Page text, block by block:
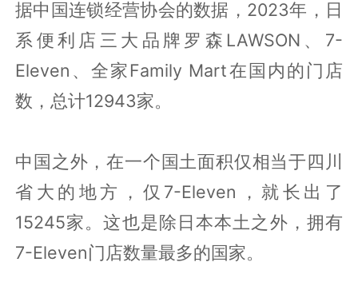
据中国连锁经营协会的数据，2023年，日
系便利店三大品牌罗森LAWSON、7-
Eleven、全家Family Mart在国内的门店
数，总计12943家。
中国之外，在一个国土面积仅相当于四川
省大的地方，仅7-Eleven，就长出了
15245家。这也是除日本本土之外，拥有
7-Eleven门店数量最多的国家。